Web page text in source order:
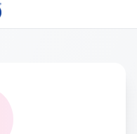
Dominicana